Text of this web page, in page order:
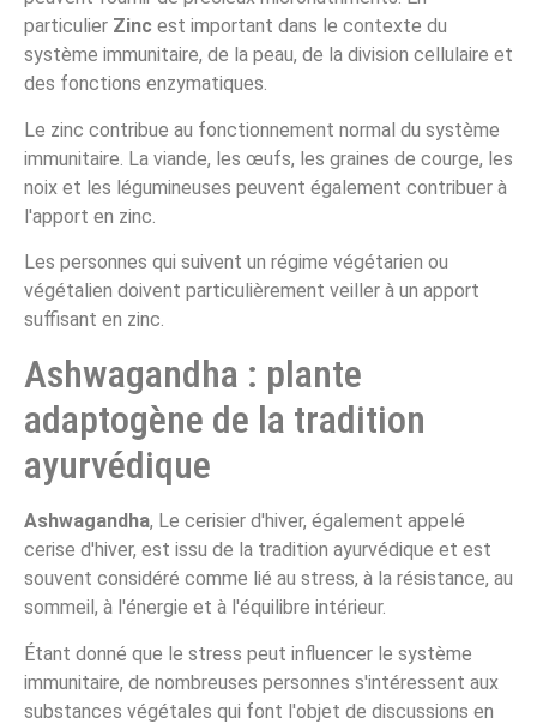
particulier Zinc est important dans le contexte du
système immunitaire, de la peau, de la division cellulaire et
des fonctions enzymatiques.
Le zinc contribue au fonctionnement normal du système
immunitaire. La viande, les œufs, les graines de courge, les
noix et les légumineuses peuvent également contribuer à
l'apport en zinc.
Les personnes qui suivent un régime végétarien ou
végétalien doivent particulièrement veiller à un apport
suffisant en zinc.
Ashwagandha : plante
adaptogène de la tradition
ayurvédique
Ashwagandha, Le cerisier d'hiver, également appelé
cerise d'hiver, est issu de la tradition ayurvédique et est
souvent considéré comme lié au stress, à la résistance, au
sommeil, à l'énergie et à l'équilibre intérieur.
Étant donné que le stress peut influencer le système
immunitaire, de nombreuses personnes s'intéressent aux
substances végétales qui font l'objet de discussions en